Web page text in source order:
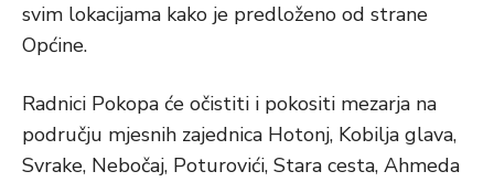
svim lokacijama kako je predloženo od strane
Općine.
Radnici Pokopa će očistiti i pokositi mezarja na
području mjesnih zajednica Hotonj, Kobilja glava,
Svrake, Nebočaj, Poturovići, Stara cesta, Ahmeda